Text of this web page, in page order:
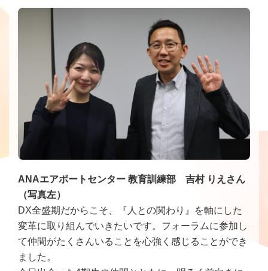
ANAエアポートセンター 教育訓練部 吉村 りえさん
（写真左）
DX全盛期だからこそ、『人との関わり』を軸にした
変革に取り組んでいきたいです。フォーラムに参加し
て仲間がたくさんいることを心強く感じることができ
ました。